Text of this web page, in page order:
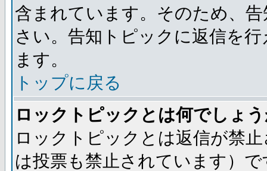
含まれています。そのため、
さい。告知トピックに返信を
ます。
トップに戻る
ロックトピックとは何でしょ
ロックトピックとは返信が禁
は投票も禁止されています）